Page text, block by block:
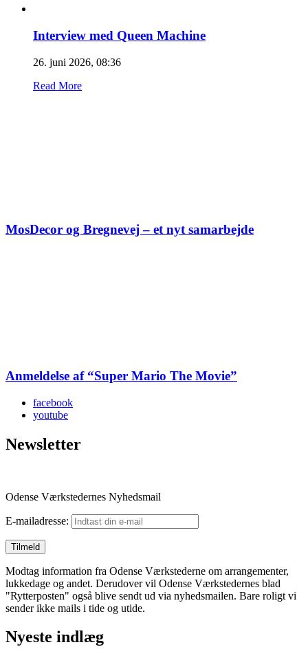
Interview med Queen Machine
26. juni 2026, 08:36
Read More
MosDecor og Bregnevej – et nyt samarbejde
Anmeldelse af “Super Mario The Movie”
facebook
youtube
Newsletter
Odense Værkstedernes Nyhedsmail
E-mailadresse:
Modtag information fra Odense Værkstederne om arrangementer,
lukkedage og andet. Derudover vil Odense Værkstedernes blad
"Rytterposten" også blive sendt ud via nyhedsmailen. Bare roligt vi
sender ikke mails i tide og utide.
Nyeste indlæg